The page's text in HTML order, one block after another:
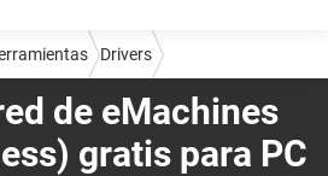
de eMachines
gratis para PC
Drivers